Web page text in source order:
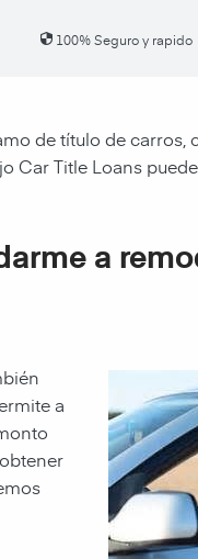
100% Seguro y rapido
de título de carros,
Car Title Loans
a
a